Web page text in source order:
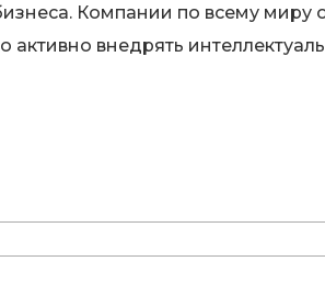
Компании по всему
активно внедрять